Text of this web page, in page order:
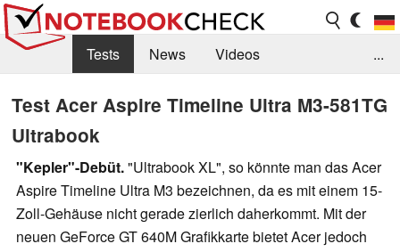
Tests News
Videos
Kaufberatung
Forum
...
Test Acer Aspire Timeline Ultra M3-581TG
Ultrabook
"Kepler"-Debüt."Ultrabook XL", so könnte man das Acer
Aspire Timeline Ultra M3 bezeichnen, da es mit einem 15-
Zoll-Gehäuse nicht gerade zierlich daherkommt. Mit der
neuen GeForce GT 640M Grafikkarte bietet Acer jedoch